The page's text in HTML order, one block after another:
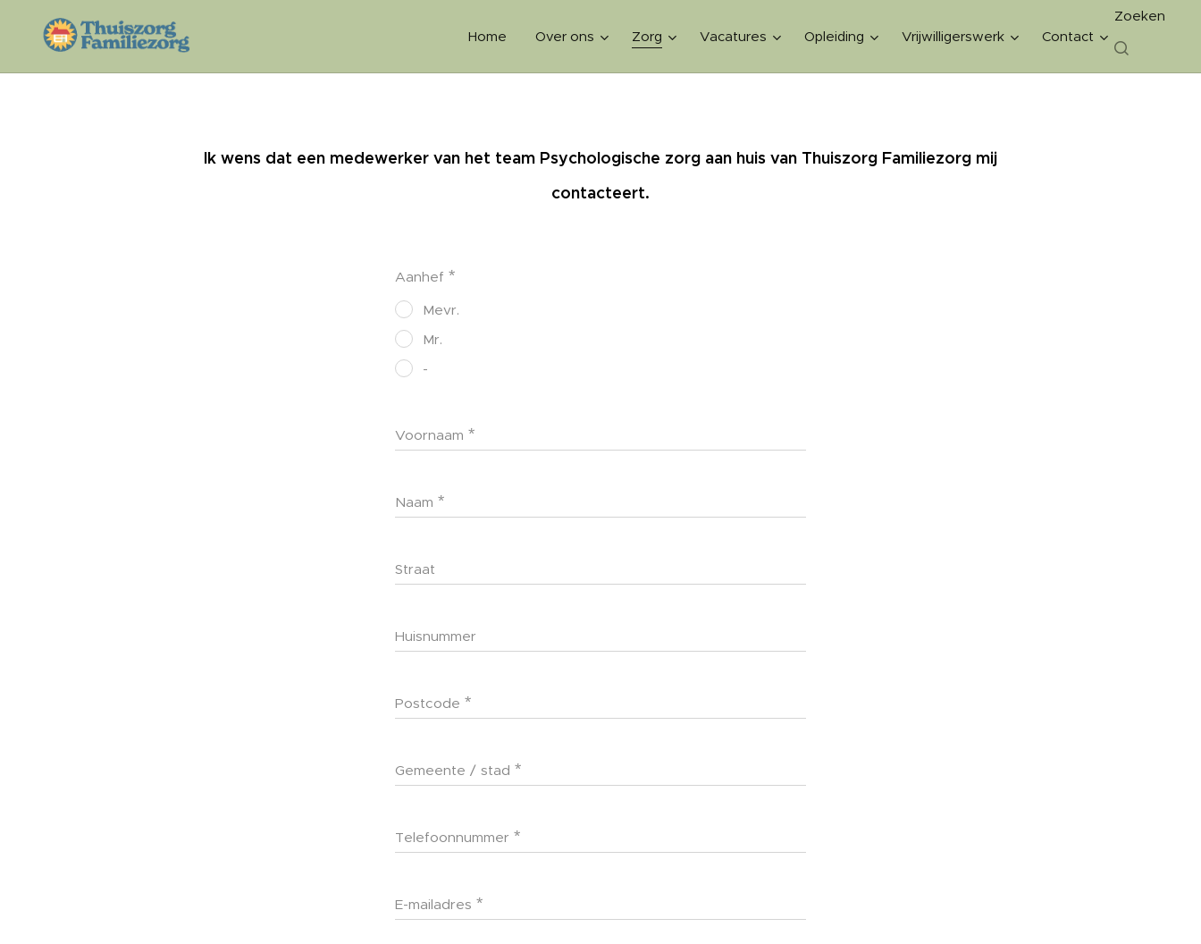
Home Over ons Zorg Vacatures Opleiding Vrijwilligerswerk Contact
Zoeken
Ik wens dat een medewerker van het team Psychologische zorg aan huis van Thuiszorg Familiezorg mij
contacteert.
Aanhef
Mevr.
Mr.
-
Voornaam
Naam
Straat
Huisnummer
Postcode
Gemeente / stad
Telefoonnummer
E-mailadres